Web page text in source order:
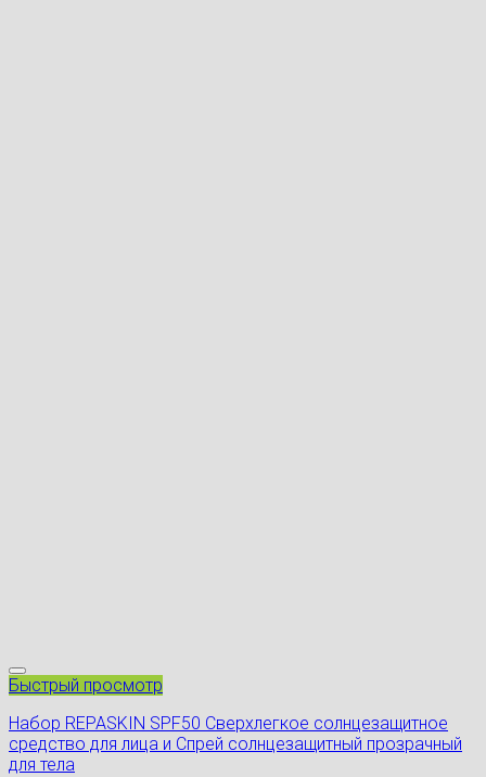
Быстрый просмотр
Набор REPASKIN SPF50 Сверхлегкое солнцезащитное
средство для лица и Спрей солнцезащитный прозрачный
для тела